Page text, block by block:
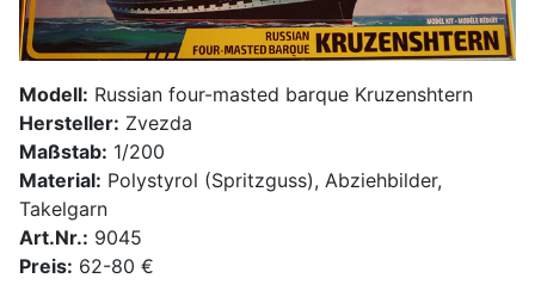
Modell: Russian four-masted barque Kruzenshtern
Hersteller: Zvezda
Maßstab: 1/200
Material: Polystyrol (Spritzguss), Abziehbilder,
Takelgarn
Art.Nr.: 9045
Preis: 62-80 €